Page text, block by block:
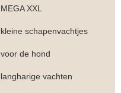
MEGA XXL
kleine schapenvachtjes
voor de hond
langharige vachten